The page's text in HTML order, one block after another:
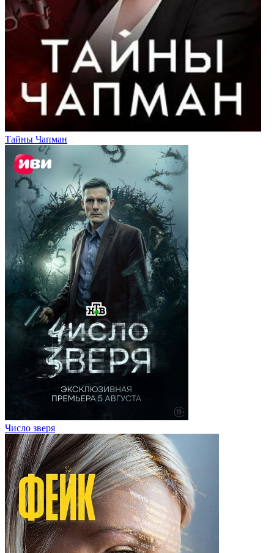
Тайны Чапман
Число зверя